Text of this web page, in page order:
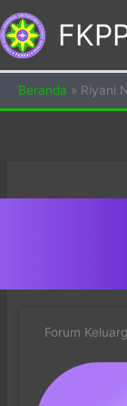
to
content
Beranda » Riyani
Forum